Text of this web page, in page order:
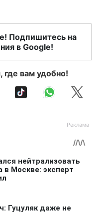
Подпишитесь на
в Google!
где вам удобно!